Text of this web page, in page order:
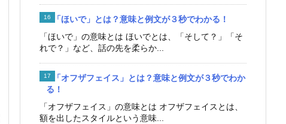
「ほいで」とは？意味と例文が３秒でわかる！
「ほいで」の意味とは ほいでとは、「そして？」「そ
れで？」など、話の先を柔らか...
「オフザフェイス」とは？意味と例文が３秒でわか
る！
「オフザフェイス」の意味とは オフザフェイスとは、
額を出したスタイルという意味...